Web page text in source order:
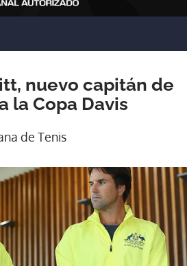
nuevo capitán de
la Copa Davis
de Tenis